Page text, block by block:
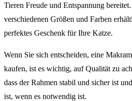
Tieren Freude und Entspannung
verschiedenen Größen und Farben
perfektes Geschenk für Ihre Katze.
Wenn Sie sich entscheiden, eine
kaufen, ist es wichtig, auf Qualität zu
dass der Rahmen stabil und sicher ist
ist, wenn es notwendig ist.